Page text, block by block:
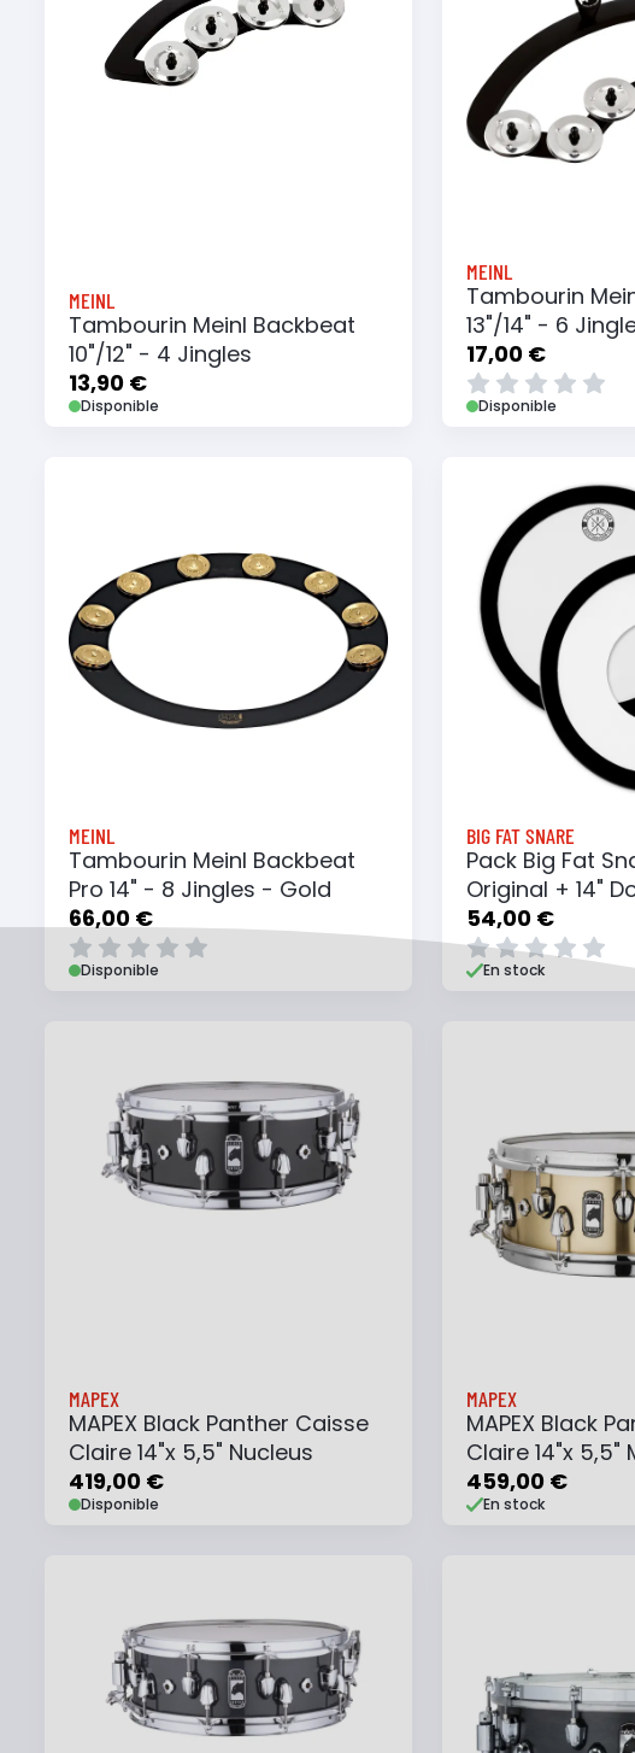
MEINL
Tambourin Meinl Backbeat
10"/12" - 4 Jingles
13,90 €
Disponible
Ajouter au panier
Ajouter à ma liste
MEINL
Tambourin
13"/14" - 6
17,00 €
Disponible
Ajouter au panier
Ajouter
MEINL
Tambourin Meinl Backbeat
Pro 14" - 8 Jingles - Gold
66,00 €
Disponible
Ajouter au panier
Ajouter à ma liste
BIG FAT SNARE
Pack Big Fat
Original + 14"
54,00 €
En stock
MAPEX
MAPEX Black Panther Caisse
Claire 14"x 5,5" Nucleus
419,00 €
Disponible
Ajouter au panier
Ajouter à ma liste
MAPEX
MAPEX Black
Claire 14"x 5,5"
459,00 €
En stock